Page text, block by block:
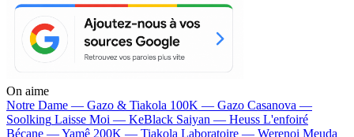
On aime
Notre Dame — Gazo & Tiakola 100K — Gazo Casanova —
Soolking Laisse Moi — KeBlack Saiyan — Heuss L'enfoiré
Bécane —Yamê 200K — Tiakola Laboratoire — Werenoi Meuda